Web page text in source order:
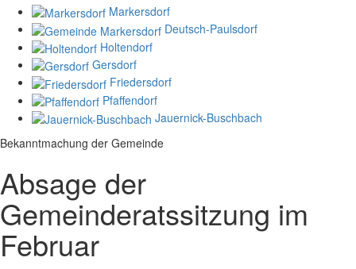
Markersdorf
Deutsch-Paulsdorf
Holtendorf
Gersdorf
Friedersdorf
Pfaffendorf
Jauernick-Buschbach
Bekanntmachung der Gemeinde
Absage der
Gemeinderatssitzung im
Februar